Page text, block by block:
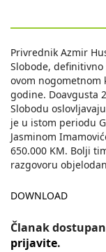
Privrednik Azmir
Slobode,
ovom nogometnom
godine. Doavgusta
Slobodu
je u istom periodu
Jasminom
650.000 KM. Bolji
razgovoru
DOWNLOAD
Članak
prijavite.